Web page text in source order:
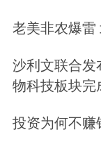
老美非农爆雷
沙利文联合发
物科技板块完
投资为何不赚